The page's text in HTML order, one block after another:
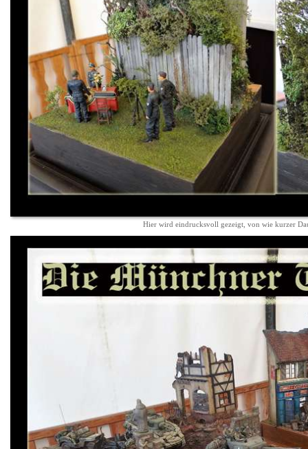
Hier wird eindrucksvoll gezeigt, von wie kurzer